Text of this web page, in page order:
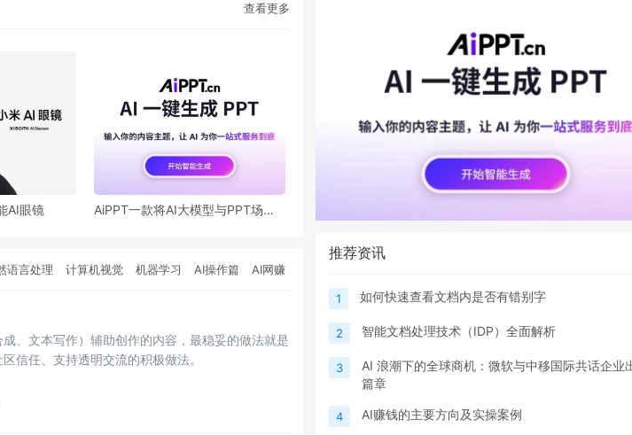
查看更多
AI眼镜
AiPPT一款将AI大模型与PPT场景
语言处理 计算机视觉 机器学习 AI操作篇 AI网赚
、文本写作）辅助创作的内容，最稳妥的做法就是
信任、支持透明交流的积极做法。
推荐资讯
1 如何快速查看文档内是否有错别字
2 智能文档处理技术（IDP）全面解析
3
AI 浪潮下的全球商机：微软与中移国际共话企业
篇章
4 AI赚钱的主要方向及实操案例